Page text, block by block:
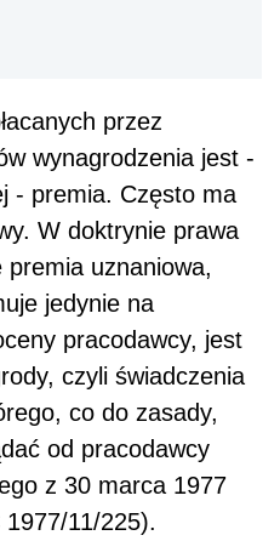
przez
wynagrodzenia jest -
- premia. Często ma
W doktrynie prawa
uznaniowa,
jedynie na
pracodawcy, jest
czyli świadczenia
co do zasady,
od pracodawcy
z 30 marca 1977
1977/11/225).